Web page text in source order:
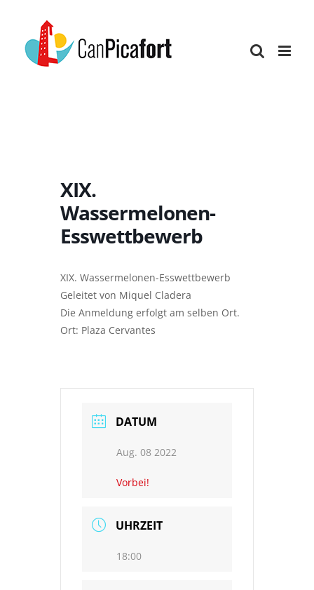
content
XIX.
Wassermelonen-
Esswettbewerb
XIX. Wassermelonen-Esswettbewerb
Geleitet von Miquel Cladera
Die Anmeldung erfolgt am selben Ort.
Ort: Plaza Cervantes
DATUM
Aug. 08 2022
Vorbei!
UHRZEIT
18:00